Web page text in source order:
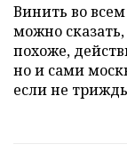
Винить во
можно
похоже,
но и сами
если не